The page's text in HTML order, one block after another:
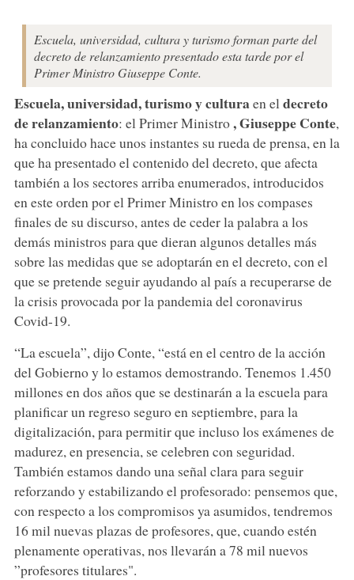
Escuela, universidad, cultura y turismo forman parte del
decreto de relanzamiento presentado esta tarde por el
Primer Ministro Giuseppe Conte.
Escuela, universidad, turismo y culturaen el decreto
de relanzamiento: el Primer Ministro, Giuseppe Conte,
ha concluido hace unos instantes su rueda de prensa, en la
que ha presentado el contenido del decreto, que afecta
también a los sectores arriba enumerados, introducidos
en este orden por el Primer Ministro en los compases
finales de su discurso, antes de ceder la palabra a los
demás ministros para que dieran algunos detalles más
sobre las medidas que se adoptarán en el decreto, con el
que se pretende seguir ayudando al país a recuperarse de
la crisis provocada por la pandemia del coronavirus
Covid-19.
“La escuela”, dijo Conte, “está en el centro de la acción
del Gobierno y lo estamos demostrando. Tenemos 1.450
millones en dos años que se destinarán a la escuela para
planificar un regreso seguro en septiembre, para la
digitalización, para permitir que incluso los exámenes de
madurez, en presencia, se celebren con seguridad.
También estamos dando una señal clara para seguir
reforzando y estabilizando el profesorado: pensemos que,
con respecto a los compromisos ya asumidos, tendremos
16 mil nuevas plazas de profesores, que, cuando estén
plenamente operativas, nos llevarán a 78 mil nuevos
”profesores titulares".